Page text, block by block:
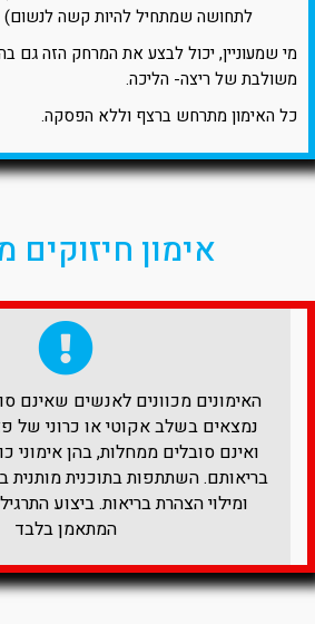
לתחושה שמתחיל להיות קשה לנשום)
מי שמעוניין, יכול לבצע את המרחק הזה גם
משולבת של ריצה- הליכה.
כל האימון מתרחש ברצף וללא הפסקה.
אימון
האימונים מכוונים לאנשים שאינם
נמצאים בשלב אקוטי או כרוני של
ואינם סובלים ממחלות, בהן אימוני
בריאותם. השתתפות בתוכנית מותנית
ומילוי הצהרת בריאות. ביצוע
המתאמן בלבד​